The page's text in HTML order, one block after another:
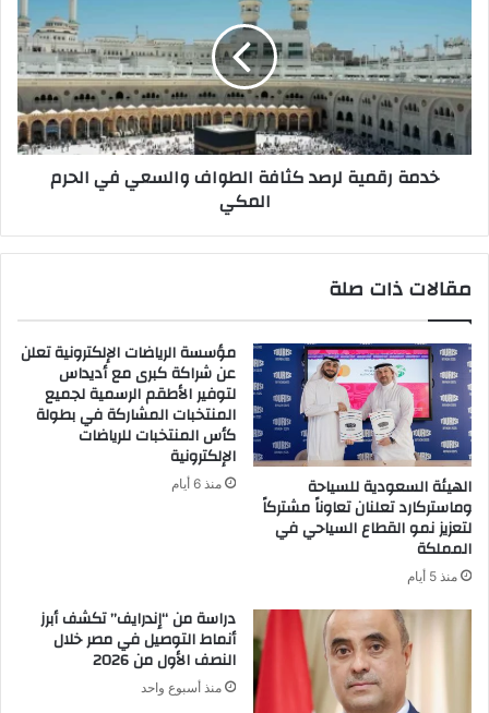
كثافة
الطواف
والسعي
في
الحرم
المكي
خدمة رقمية لرصد كثافة الطواف والسعي في الحرم
المكي
مقالات ذات صلة
الهيئة السعودية للسياحة
وماستركارد تعلنان تعاوناً مشتركاً
لتعزيز نمو القطاع السياحي في
المملكة
منذ 5 أيام
مؤسسة الرياضات الإلكترونية تعلن
عن شراكة كبرى مع أديداس
لتوفير الأطقم الرسمية لجميع
المنتخبات المشاركة في بطولة
كأس المنتخبات للرياضات
الإلكترونية
منذ 6 أيام
دراسة من “إندرايف” تكشف أبرز
أنماط التوصيل في مصر خلال
النصف الأول من 2026
منذ أسبوع واحد